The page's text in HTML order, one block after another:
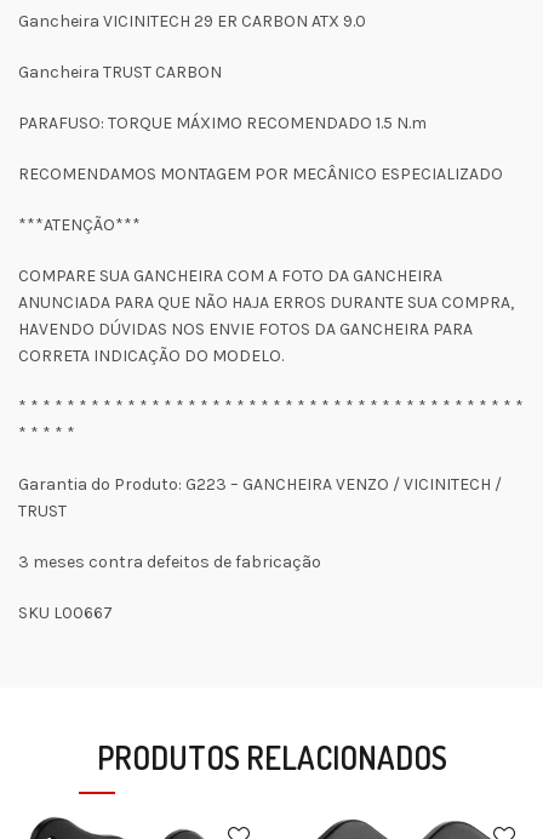
Gancheira VICINITECH 29 ER CARBON ATX 9.0
Gancheira TRUST CARBON
PARAFUSO: TORQUE MÁXIMO RECOMENDADO 1.5 N.m
RECOMENDAMOS MONTAGEM POR MECÂNICO ESPECIALIZADO
***ATENÇÃO***
COMPARE SUA GANCHEIRA COM A FOTO DA GANCHEIRA
ANUNCIADA PARA QUE NÃO HAJA ERROS DURANTE SUA COMPRA,
HAVENDO DÚVIDAS NOS ENVIE FOTOS DA GANCHEIRA PARA
CORRETA INDICAÇÃO DO MODELO.
* * * * * * * * * * * * * * * * * * * * * * * * * * * * * * * * * * * * * * * * * *
* * * * *
Garantia do Produto: G223 – GANCHEIRA VENZO / VICINITECH /
TRUST
3 meses contra defeitos de fabricação
SKU L00667
PRODUTOS RELACIONADOS